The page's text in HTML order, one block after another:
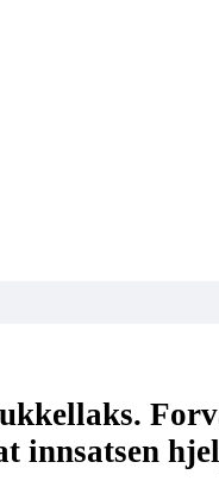
innsatsen